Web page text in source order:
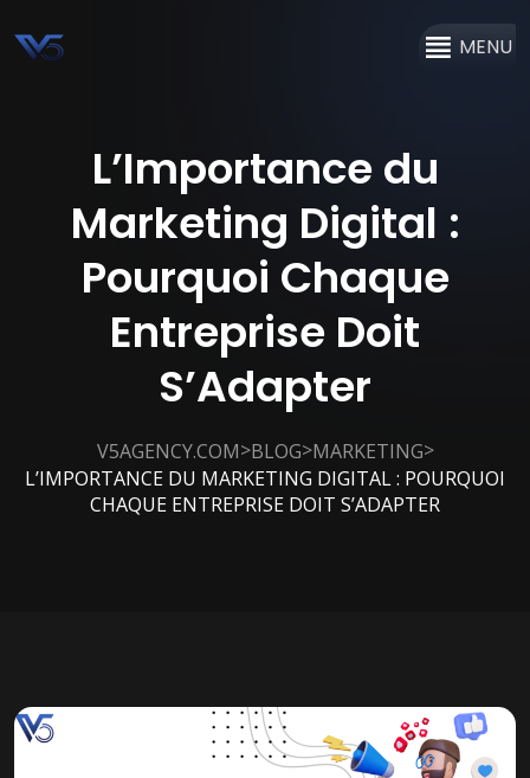
MENU
L’Importance du
Marketing Digital :
Pourquoi Chaque
Entreprise Doit
S’Adapter
V5AGENCY.COM>BLOG>MARKETING>
L’IMPORTANCE DU MARKETING DIGITAL : POURQUOI
CHAQUE ENTREPRISE DOIT S’ADAPTER